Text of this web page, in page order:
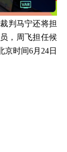
判马宁还将担
，周飞担任候
京时间6月24日